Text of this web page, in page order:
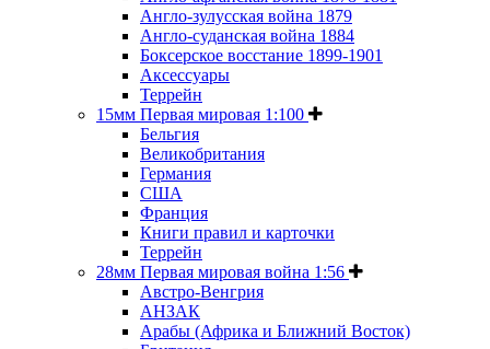
Англо-зулусская война 1879
Англо-суданская война 1884
Боксерское восстание 1899-1901
Аксессуары
Террейн
15мм Первая мировая 1:100
Бельгия
Великобритания
Германия
США
Франция
Книги правил и карточки
Террейн
28мм Первая мировая война 1:56
Австро-Венгрия
АНЗАК
Арабы (Африка и Ближний Восток)